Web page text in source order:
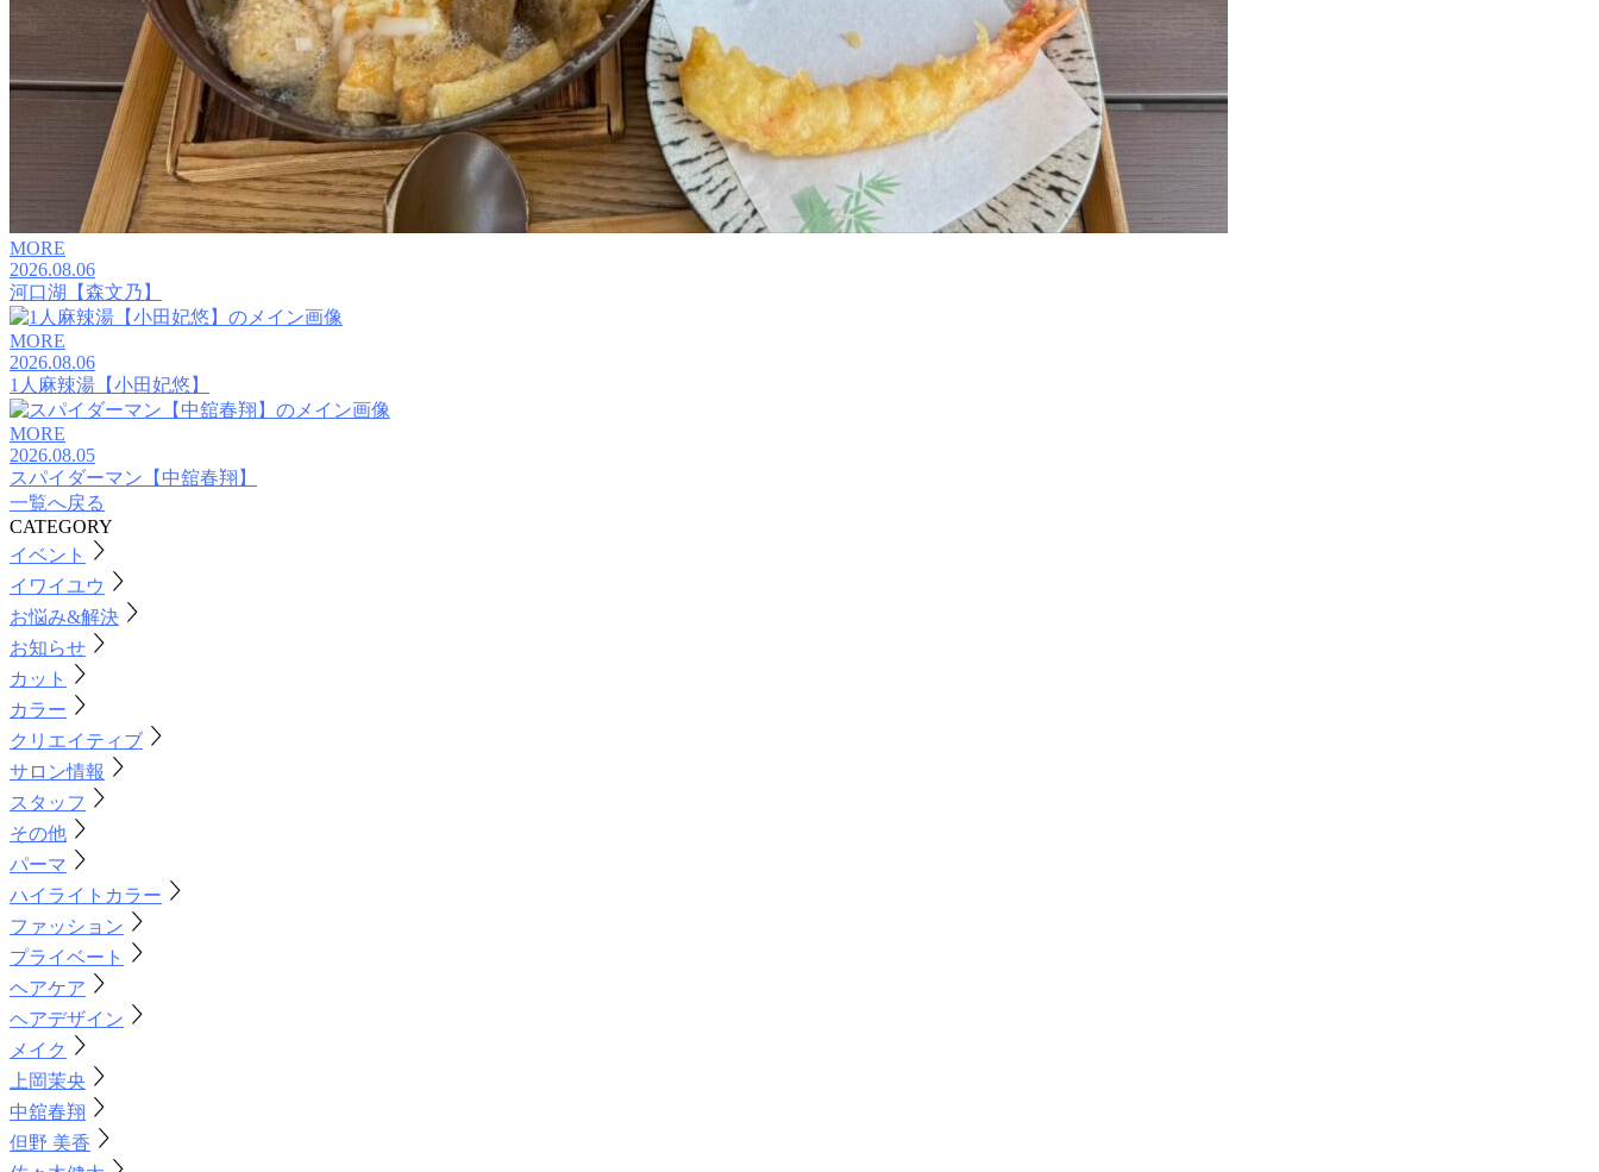
MORE
2026.08.06
河口湖【森文乃】
MORE
2026.08.06
1人麻辣湯【小田妃悠】
MORE
2026.08.05
スパイダーマン【中舘春翔】
一覧へ戻る
CATEGORY
イベント
イワイユウ
お悩み&解決
お知らせ
カット
カラー
クリエイティブ
サロン情報
スタッフ
その他
パーマ
ハイライトカラー
ファッション
プライベート
ヘアケア
ヘアデザイン
メイク
上岡茉央
中舘春翔
但野 美香